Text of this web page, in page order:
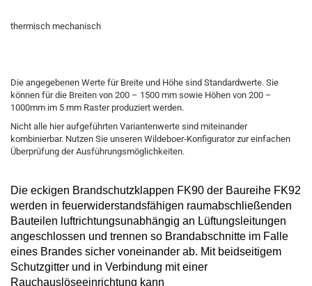
thermisch mechanisch
Die angegebenen Werte für Breite und Höhe sind Standardwerte. Sie
können für die Breiten von 200 – 1500 mm sowie Höhen von 200 –
1000mm im 5 mm Raster produziert werden.
Nicht alle hier aufgeführten Variantenwerte sind miteinander
kombinierbar. Nutzen Sie unseren Wildeboer-Konfigurator zur einfachen
Überprüfung der Ausführungsmöglichkeiten.
Die eckigen Brandschutzklappen FK90 der Baureihe FK92
werden in feuerwiderstandsfähigen raumabschließenden
Bauteilen luftrichtungsunabhängig an Lüftungsleitungen
angeschlossen und trennen so Brandabschnitte im Falle
eines Brandes sicher voneinander ab. Mit beidseitigem
Schutzgitter und in Verbindung mit einer
Rauchauslöseeinrichtung kann